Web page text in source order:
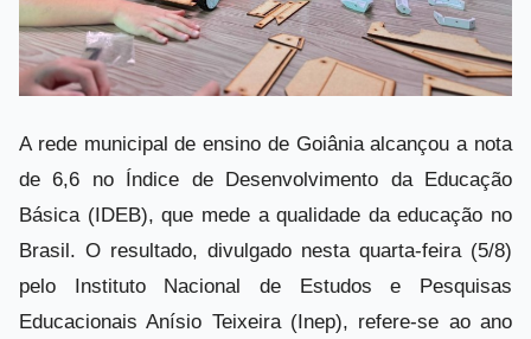
A rede municipal de ensino de Goiânia alcançou a nota
de 6,6 no Índice de Desenvolvimento da Educação
Básica (IDEB), que mede a qualidade da educação no
Brasil. O resultado, divulgado nesta quarta-feira (5/8)
pelo Instituto Nacional de Estudos e Pesquisas
Educacionais Anísio Teixeira (Inep), refere-se ao ano